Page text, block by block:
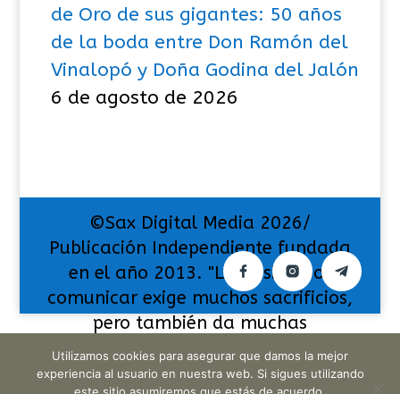
de Oro de sus gigantes: 50 años
de la boda entre Don Ramón del
Vinalopó y Doña Godina del Jalón
6 de agosto de 2026
©Sax Digital Media 2026/
Publicación Independiente fundada
en el año 2013. "La pasión por
comunicar exige muchos sacrificios,
pero también da muchas
satisfacciones".
Utilizamos cookies para asegurar que damos la mejor
experiencia al usuario en nuestra web. Si sigues utilizando